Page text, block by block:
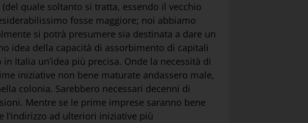
quale soltanto si tratta, essendo il vecchio
fosse maggiore; noi abbiamo
si potrà presumere sia destinata a dare un
idea della capacità di assorbimento di capitali
Italia un’idea più precisa. Onde la necessità di
iniziative non bene maturate andassero male,
colonia. Sarebbero necessari decenni di
Mentre se le prime imprese saranno bene
ad ulteriori iniziative più